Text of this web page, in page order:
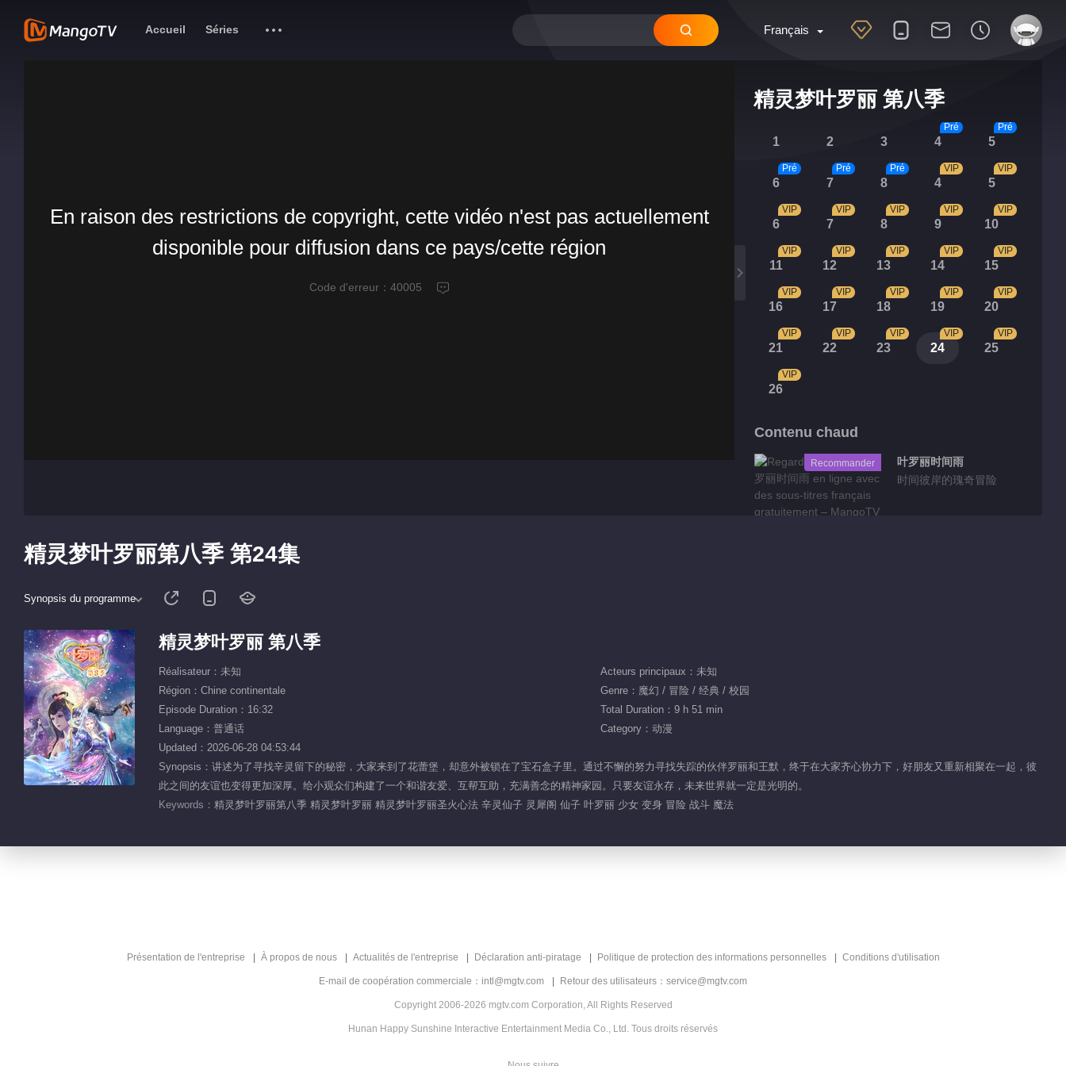
Français
Accueil Séries
精灵梦叶罗丽 第八季
1 2 3 4
Pré
5
Pré
6
Pré
7
Pré
8
Pré
4
VIP
5
VIP
6
VIP
7
VIP
8
VIP
9
VIP
10
VIP
11
VIP
12
VIP
13
VIP
14
VIP
15
VIP
16
VIP
17
VIP
18
VIP
19
VIP
20
VIP
21
VIP
22
VIP
23
VIP
24
VIP
25
VIP
26
VIP
Contenu chaud
Recommander
叶罗丽时间雨
时间彼岸的瑰奇冒险
En raison des restrictions de copyright, cette vidéo n'est pas actuellement
disponible pour diffusion dans ce pays/cette région
Code d'erreur： 40005
精灵梦叶罗丽第八季 第24集
Synopsis du programme
精灵梦叶罗丽 第八季
Réalisateur：未知
Acteurs principaux：未知
Région：Chine continentale
Genre：魔幻 / 冒险 / 经典 / 校园
Episode Duration：16:32
Total Duration：9 h 51 min
Language：普通话
Category：动漫
Updated：2026-06-28 04:53:44
Synopsis：讲述为了寻找辛灵留下的秘密，大家来到了花蕾堡，却意外被锁在了宝石盒子里。通过不懈的努力寻找失踪的伙伴罗丽和王默，终于在大家齐心协力下，好朋友又重新相聚在一起，彼
此之间的友谊也变得更加深厚。给小观众们构建了一个和谐友爱、互帮互助，充满善念的精神家园。只要友谊永存，未来世界就一定是光明的。
Keywords： 精灵梦叶罗丽第八季 精灵梦叶罗丽 精灵梦叶罗丽圣火心法 辛灵仙子 灵犀阁 仙子 叶罗丽 少女 变身 冒险 战斗 魔法
Présentation de l'entreprise À propos de nous Actualités de l'entreprise Déclaration anti-piratage Politique de protection des informations personnelles Conditions d'utilisation
E-mail de coopération commerciale：intl@mgtv.com Retour des utilisateurs：service@mgtv.com
Copyright 2006-2026 mgtv.com Corporation, All Rights Reserved
Hunan Happy Sunshine Interactive Entertainment Media Co., Ltd. Tous droits réservés